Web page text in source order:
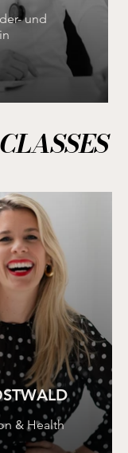
und
& Health